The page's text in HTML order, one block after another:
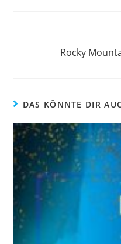
Rocky
DAS KÖNNTE DIR